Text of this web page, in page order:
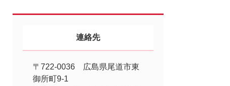
連絡先
〒722-0036 広島県尾道市東
御所町9-1